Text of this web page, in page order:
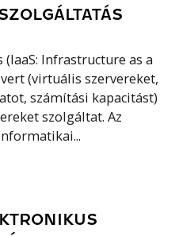
Infrastructure as a
(virtuális szervereket,
számítási kapacitást)
szolgáltat. Az